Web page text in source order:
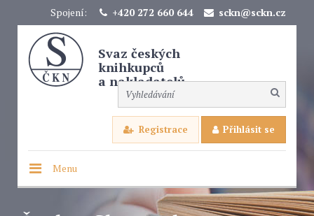
Spojení: +420 272 660 644 sckn@sckn.cz
Svaz českých
knihkupců
a nakladatelů
Registrace Přihlásit se
Menu